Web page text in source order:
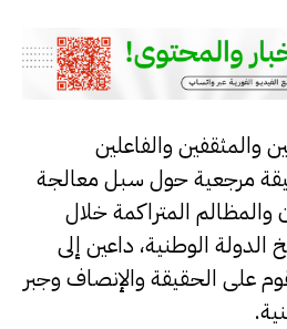
والمثقفين والفاعلين
مرجعية حول سبل معالجة
والمظالم المتراكمة خلال
الوطنية، داعين إلى
على الحقيقة والإنصاف وجبر